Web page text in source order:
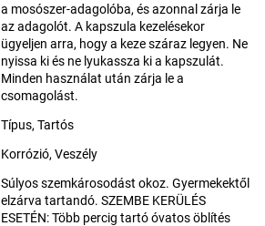
a mosószer-adagolóba, és azonnal zárja le
az adagolót. A kapszula kezelésekor
ügyeljen arra, hogy a keze száraz legyen. Ne
nyissa ki és ne lyukassza ki a kapszulát.
Minden használat után zárja le a
csomagolást.
Típus, Tartós
Korrózió, Veszély
Súlyos szemkárosodást okoz. Gyermekektől
elzárva tartandó. SZEMBE KERÜLÉS
ESETÉN: Több percig tartó óvatos öblítés